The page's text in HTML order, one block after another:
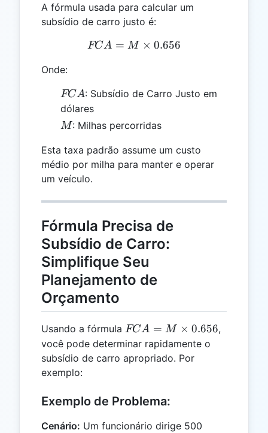
A fórmula usada para calcular um
subsídio de carro justo é:
FCA = M \times 0.656
FCA = M × 0.656
Onde:
FCA
FCA: Subsídio de Carro Justo em
dólares
M
M: Milhas percorridas
Esta taxa padrão assume um custo
médio por milha para manter e operar
um veículo.
Fórmula Precisa de
Subsídio de Carro:
Simplifique Seu
Planejamento de
Orçamento
Usando a fórmula FCA
= M
\times
FCA = M × 0.656,
você pode determinar rapidamente o
subsídio de carro apropriado. Por
exemplo:
Exemplo de Problema:
Cenário: Um funcionário dirige 500